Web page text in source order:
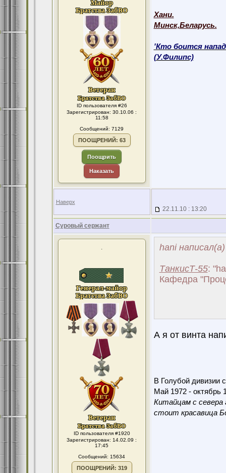
ID пользователя #26
Зарегистрирован: 30.10.06 :
11:58
Сообщений: 7129
ПООЩРЕНИЙ: 63
Поощрить
Наказать
Хани.
Минск,Беларусь.
'Кто боится
(У.Филипс)
Наверх
22.11.10 : 13:20
Суровый сержант
.
ID пользователя #1920
Зарегистрирован: 14.02.09 :
17:45
Сообщений: 15634
ПООЩРЕНИЙ: 319
hani написал(а)
ТанкисТ-55:
Кафедра
А я от винта
В Голубой дивизии
Май 1972 - октябрь
Китайцам с севера
стоит красавица